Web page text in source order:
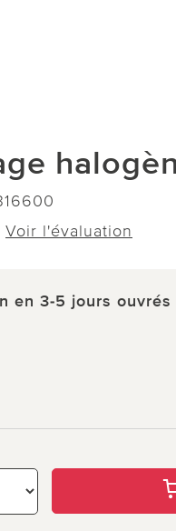
Voir l'évaluation
en 3-5 jours ouvrés